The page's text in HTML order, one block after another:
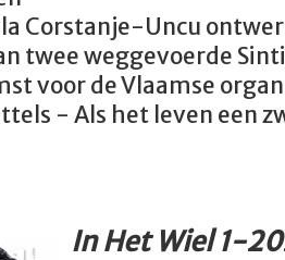
Corstanje-Uncu
twee weggevoerde
voor de Vlaamse
- Als het leven een
In Het Wiel 1-